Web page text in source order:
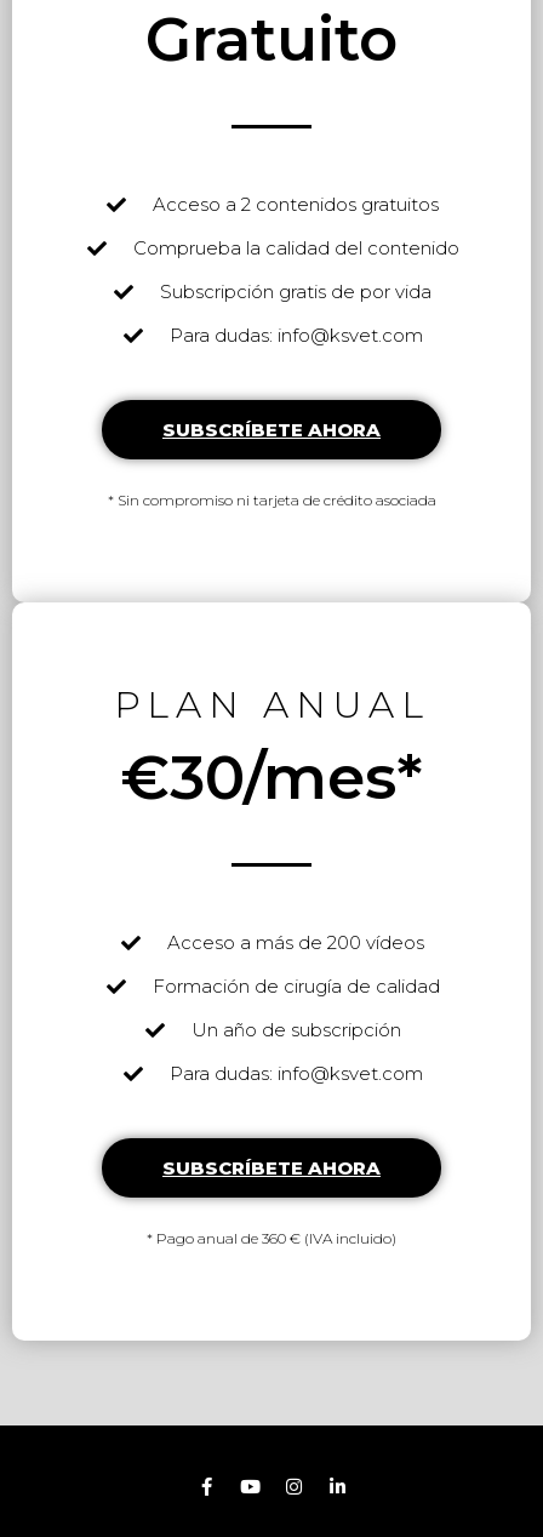
Gratuito
Acceso a 2 contenidos gratuitos
Comprueba la calidad del contenido
Subscripción gratis de por vida
Para dudas: info@ksvet.com
SUBSCRÍBETE AHORA
* Sin compromiso ni tarjeta de crédito asociada
PLAN ANUAL
€30/mes*
Acceso a más de 200 vídeos
Formación de cirugía de calidad
Un año de subscripción
Para dudas: info@ksvet.com
SUBSCRÍBETE AHORA
* Pago anual de 360 € (IVA incluido)